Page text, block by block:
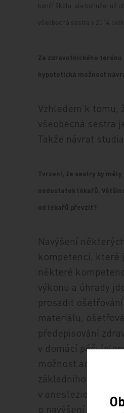
končí školu, ale bohužel už
všeobecná sestra v 2014
Ze zdravotnického terénu
hypotetická možnost
Vzhledem k tomu,
všeobecná sestra
Takže návrat
Tvrzení, že sestry by
nedostatek lékařů.
od lékařů převzít?
Navýšení
kompetencí, které
některé
výkonu a úhrady
prosadit
materiálu,
předepisování
v domácí péči
možnost
základního
v anesteziologii.
o navýšení